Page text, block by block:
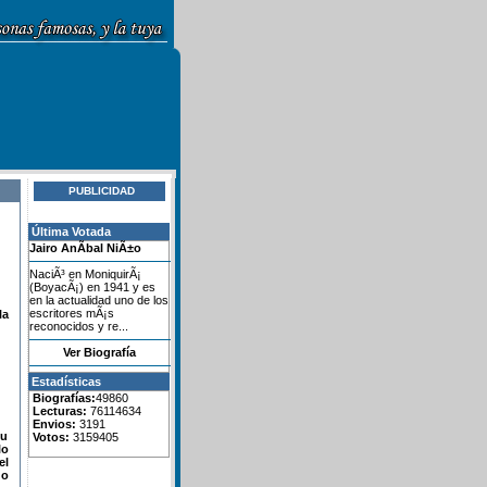
PUBLICIDAD
Última Votada
Jairo AnÃ­bal NiÃ±o
NaciÃ³ en MoniquirÃ¡
(BoyacÃ¡) en 1941 y es
en la actualidad uno de los
escritores mÃ¡s
reconocidos y re...
Ver Biografía
Estadísticas
Biografías:49860
Lecturas: 76114634
Envios: 3191
Votos: 3159405